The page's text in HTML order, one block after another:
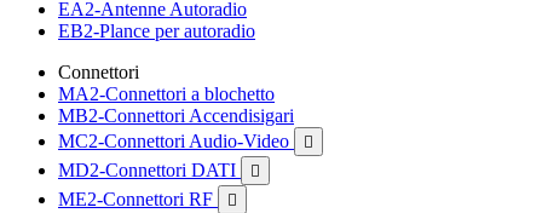
EA2-Antenne Autoradio
EB2-Plance per autoradio
Connettori
MA2-Connettori a blochetto
MB2-Connettori Accendisigari
MC2-Connettori Audio-Video

MD2-Connettori DATI 
ME2-Connettori RF 